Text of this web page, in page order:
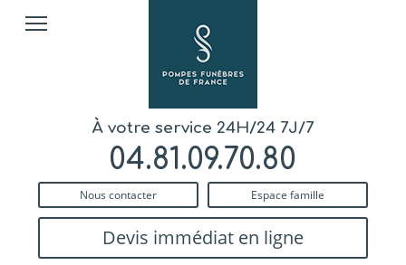
À votre service 24H/24 7J/7
04.81.09.70.80
Nous contacter Espace famille
Devis immédiat en ligne